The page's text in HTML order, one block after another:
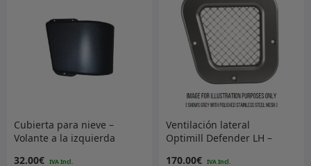
Cubierta para nieve –
Volante a la izquierda
32.00€
Ventilación lateral
Optimill Defender LH –
170.00€